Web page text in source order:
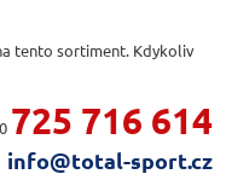
tento sortiment. Kdykoliv
725 716 614
info@total-sport.cz